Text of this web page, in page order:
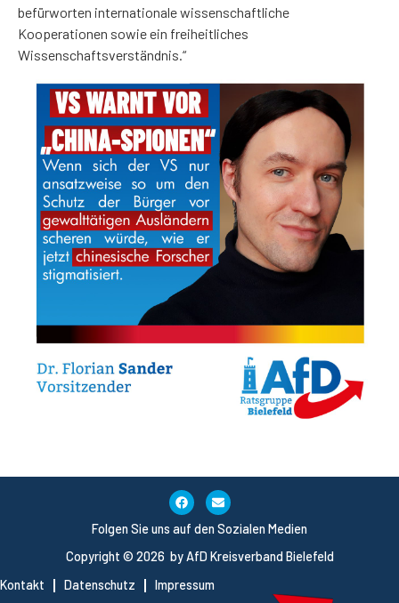
befürworten internationale wissenschaftliche
Kooperationen sowie ein freiheitliches
Wissenschaftsverständnis.“
Copyright © 2026 by AfD Kreisverband Bielefeld
Kontakt
Datenschutz Impressum
Folgen Sie uns auf den Sozialen Medien